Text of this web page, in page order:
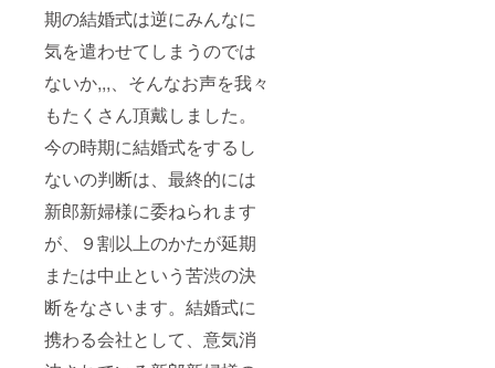
期の結婚式は逆にみんなに
気を遣わせてしまうのでは
ないか,,,、そんなお声を我々
もたくさん頂戴しました。
今の時期に結婚式をするし
ないの判断は、最終的には
新郎新婦様に委ねられます
が、９割以上のかたが延期
または中止という苦渋の決
断をなさいます。結婚式に
携わる会社として、意気消